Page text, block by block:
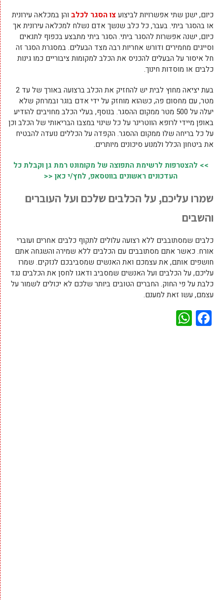
כיום, ישנן שתי אפשרויות לביצועצו הסגר לכלב והן במכלאה עירונית
או בהסגר ביתי. בעבר, כל כלב שנשך אדם נשלח למכלאה עירונית אך
כיום, ישנה אפשרות להסגר ביתי. הסגר ביתי מתבצע בכפוף לתנאים
וסייגים מחמירים ודורש אחריות רבה מצד הבעלים. במסגרת הסגר זה
חל איסור על הבעלים להכניס את הכלב למקומות ציבוריים כמו גינות
כלבים או מוסדות חינוך.
בעת יציאה מחוץ לבית יש להחזיק את הכלב ברצועה באורך של עד 2
מטר, עם מחסום פה, כשהוא מוחזק על ידי אדם בוגר ובמרחק שלא
יעלה על 500 מטר ממקום ההסגר. בנוסף, בעלי הכלב מחויבים להודיע
באופן מיידי לרופא הווטרינר על כל שינוי במצבו הבריאותי של הכלב וכן
על כל בריחה שלו ממקום ההסגר. הקפדה על הכללים נועדה להבטיח
את ביטחון הכלל ולמנוע סיכונים מיותרים.
>> להצטרפות לרשימת התפוצה של מקומונט רמת גן וקבלת כל
העדכונים ראשונים בווטסאפ, לחץ/י כאן <<
שמרו עליכם, על הכלבים שלכם ועל העוברים
והשבים
כלבים שמסתובבים ללא רצועה עלולים לתקוף כלבים אחרים ועוברי
אורח. כאשר אתם מסתובבים עם הכלבים ללא שמירה והשגחה אתם
חושפים אותם, את עצמכם ואת האנשים שמסביבכם לנזקים. שמרו
עליכם, על הכלבים ועל האנשים שמסביב ודאגו לחסן את הכלבים נגד
כלבת על פי החוק. החברים הטובים ביותר שלכם לא יכולים לשמור על
עצמם, עשו זאת למענם.
Facebook